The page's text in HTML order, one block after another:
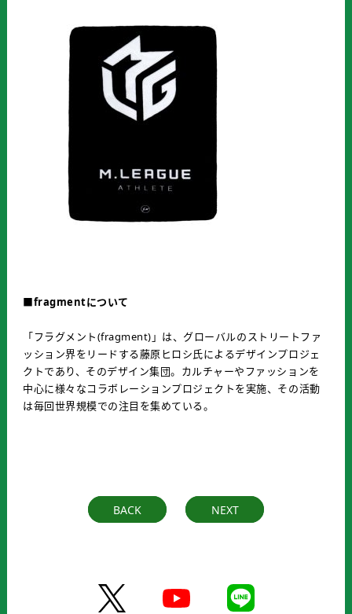
■fragmentについて
「フラグメント(fragment)」は、グローバルのストリートファ
ッション界をリードする藤原ヒロシ氏によるデザインプロジェ
クトであり、そのデザイン集団。カルチャーやファッションを
中心に様々なコラボレーションプロジェクトを実施、その活動
は毎回世界規模での注目を集めている。
BACK NEXT